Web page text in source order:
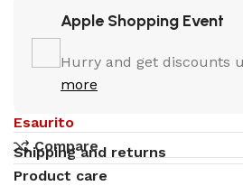
Apple Shopping Event
Hurry and get discounts
more
Esaurito
Compare
Shipping and returns
Product care